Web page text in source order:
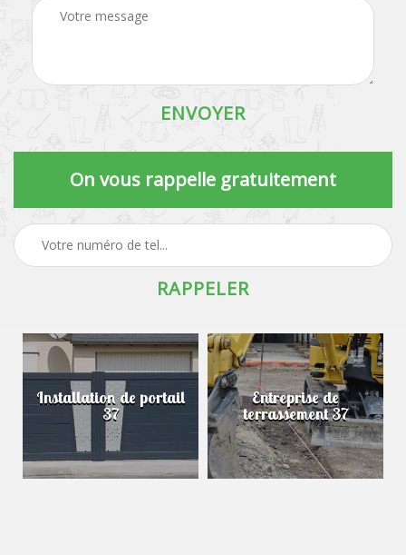
On vous rappelle gratuitement
Installation de portail
37
Entreprise de
terrassement 37